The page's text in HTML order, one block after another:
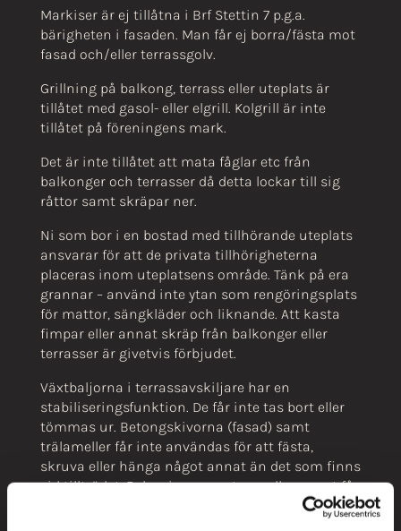
Markiser är ej tillåtna i Brf Stettin 7 p.g.a.
bärigheten i fasaden. Man får ej borra/fästa mot
fasad och/eller terrassgolv.
Grillning på balkong, terrass eller uteplats är
tillåtet med gasol- eller elgrill. Kolgrill är inte
tillåtet på föreningens mark.
Det är inte tillåtet att mata fåglar etc från
balkonger och terrasser då detta lockar till sig
råttor samt skräpar ner.
Ni som bor i en bostad med tillhörande uteplats
ansvarar för att de privata tillhörigheterna
placeras inom uteplatsens område. Tänk på era
grannar – använd inte ytan som rengöringsplats
för mattor, sängkläder och liknande. Att kasta
fimpar eller annat skräp från balkonger eller
terrasser är givetvis förbjudet.
Växtbaljorna i terrassavskiljare har en
stabiliseringsfunktion. De får inte tas bort eller
tömmas ur. Betongskivorna (fasad) samt
trälameller får inte användas för att fästa,
skruva eller hänga något annat än det som finns
vid tillträdet. Belysningsarmaturer eller annat får
inte flyttas då det ändrar fastighetens karaktär